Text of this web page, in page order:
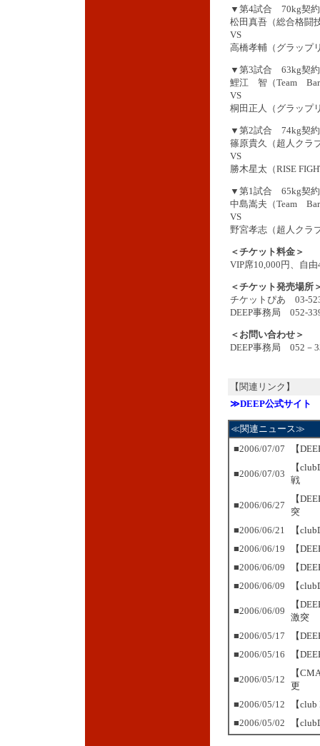
▼第4試合 70kg契約
松田真吾（総合格闘
VS
高橋孝輔（グラップ
▼第3試合 63kg契約
鯉江 智（Team
VS
桐田正人（グラップ
▼第2試合 74kg契約
篠原貴久（超人クラ
VS
勝木星太（RISE
▼第1試合 65kg契約
中島嵩夫（Team
VS
野宮孝志（超人クラ
＜チケット料金＞
VIP席10,000円、自由
＜チケット発売場所
チケットぴあ 03-
DEEP事務局 052-
＜お問い合わせ＞
DEEP事務局 052－
【関連リンク】
≫DEEP公式サイト
≪関連ニュース≫
■2006/07/07
【
■2006/07/03
【
戦
■2006/06/27
【
突
■2006/06/21
【
■2006/06/19
【
■2006/06/09
【
■2006/06/09
【
■2006/06/09
【
激突
■2006/05/17
【
■2006/05/16
【
■2006/05/12
【
更
■2006/05/12
【
■2006/05/02
【